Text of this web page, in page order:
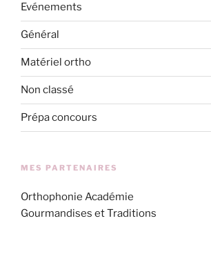
Evénements
Général
Matériel ortho
Non classé
Prépa concours
MES PARTENAIRES
Orthophonie Académie
Gourmandises et Traditions